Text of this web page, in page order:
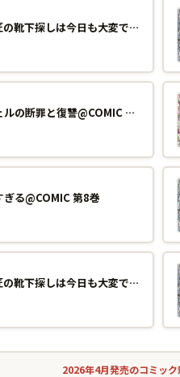
拾われ弟子と美麗魔術師〜ものぐさ師匠の靴下探しは今日も大変です〜@COMIC 第1巻
悪役令嬢グロリア・フォン・コードウェルの断罪と復讐@COMIC 第1巻
る@COMIC 第8巻
拾われ弟子と美麗魔術師〜ものぐさ師匠の靴下探しは今日も大変です〜@COMIC 第1巻
2026年4月発売のコミッ